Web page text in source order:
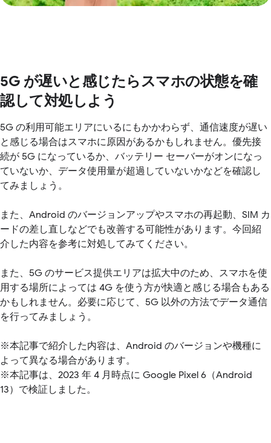
5G が遅いと感じたらスマホの状態を確
認して対処しよう
5G の利用可能エリアにいるにもかかわらず、通信速度が遅い
と感じる場合はスマホに原因があるかもしれません。優先接
続が 5G になっているか、バッテリー セーバーがオンになっ
ていないか、データ使用量が超過していないかなどを確認し
てみましょう。
また、Android のバージョンアップやスマホの再起動、SIM カ
ードの差し直しなどでも改善する可能性があります。今回紹
介した内容を参考に対処してみてください。
また、5G のサービス提供エリアは拡大中のため、スマホを使
用する場所によっては 4G を使う方が快適と感じる場合もある
かもしれません。必要に応じて、5G 以外の方法でデータ通信
を行ってみましょう。
※本記事で紹介した内容は、Android のバージョンや機種に
よって異なる場合があります。
※本記事は、2023 年 4 月時点に Google Pixel 6（Android
13）で検証しました。